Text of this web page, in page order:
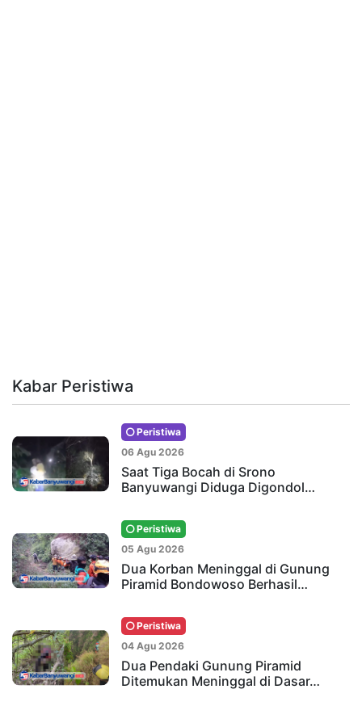
Kabar Peristiwa
Peristiwa
06 Agu 2026
Saat Tiga Bocah di Srono
Banyuwangi Diduga Digondol…
Peristiwa
05 Agu 2026
Dua Korban Meninggal di Gunung
Piramid Bondowoso Berhasil…
Peristiwa
04 Agu 2026
Dua Pendaki Gunung Piramid
Ditemukan Meninggal di Dasar…